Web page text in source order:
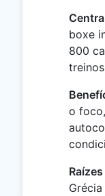
boxe
800
o